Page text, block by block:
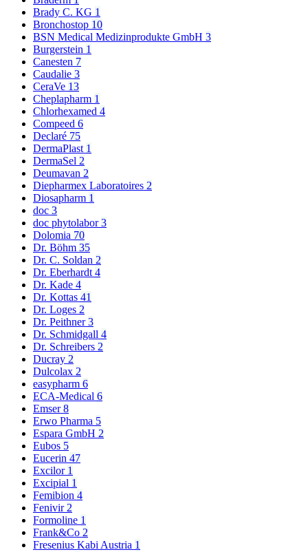
Brady C. KG 1
Bronchostop 10
BSN Medical Medizinprodukte GmbH 3
Burgerstein 1
Canesten 7
Caudalie 3
CeraVe 13
Cheplapharm 1
Chlorhexamed 4
Compeed 6
Declaré 75
DermaPlast 1
DermaSel 2
Deumavan 2
Diepharmex Laboratoires 2
Diosapharm 1
doc 3
doc phytolabor3
Dolomia 70
Dr. Böhm 35
Dr. C. Soldan 2
Dr. Eberhardt 4
Dr. Kade 4
Dr. Kottas 41
Dr. Loges 2
Dr. Peithner3
Dr. Schmidgall 4
Dr. Schreibers 2
Ducray 2
Dulcolax 2
easypharm 6
ECA-Medical 6
Emser8
Erwo Pharma 5
Espara GmbH 2
Eubos 5
Eucerin 47
Excilor 1
Excipial 1
Femibion 4
Fenivir 2
Formoline 1
Frank&Co 2
Fresenius Kabi Austria 1